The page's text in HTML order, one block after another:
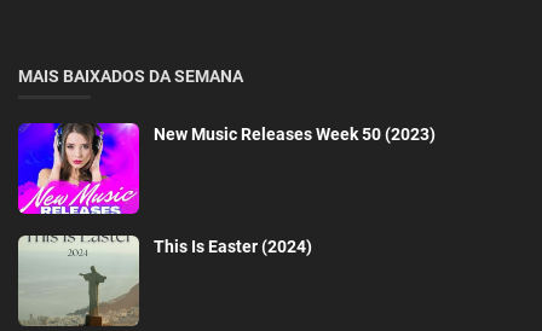
MAIS BAIXADOS DA SEMANA
New Music Releases Week 50 (2023)
This Is Easter (2024)